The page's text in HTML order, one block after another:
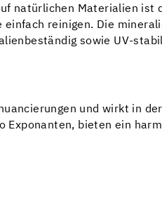
natürlichen Materialien ist
reinigen. Die
sowie UV-
und wirkt in
Exponanten, bieten ein